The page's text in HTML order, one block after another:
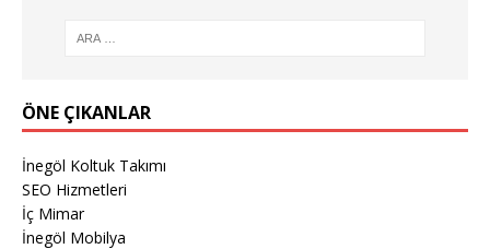
ÖNE ÇIKANLAR
İnegöl Koltuk Takımı
SEO Hizmetleri
İç Mimar
İnegöl Mobilya